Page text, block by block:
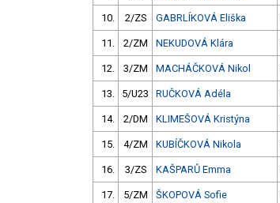
10. 2/ZS GABRLÍKOVÁ Eliška
11. 2/ZM NEKUDOVÁ Klára
12. 3/ZM MACHÁČKOVÁ Nikol
13. 5/U23 RUČKOVÁ Adéla
14. 2/DM KLIMEŠOVÁ Kristýna
15. 4/ZM KUBÍČKOVÁ Nikola
16. 3/ZS KAŠPARŮ Emma
17. 5/ZM ŠKOPOVÁ Sofie